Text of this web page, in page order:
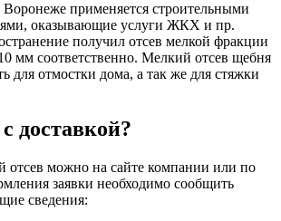
применяется строительными
оказывающие услуги ЖКХ и пр.
получил отсев мелкой фракции
мм соответственно. Мелкий отсев щебня
для отмостки дома, а так же для стяжки
доставкой?
отсев можно на сайте компании или по
заявки необходимо сообщить
сведения: